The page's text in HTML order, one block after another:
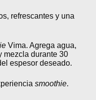
refrescantes y una
Vima. Agrega agua,
mezcla durante 30
espesor deseado.
smoothie.